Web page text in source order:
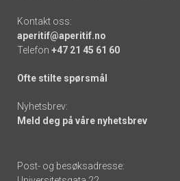
Kontakt oss:
aperitif@aperitif.no
Telefon +47 21 45 61 60
Ofte stilte spørsmål
Nyhetsbrev:
Meld deg på våre nyhetsbrev
Post- og besøksadresse: